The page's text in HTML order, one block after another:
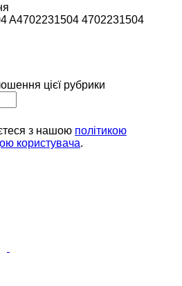
A4702231504 4702231504
цієї рубрики
з нашою політикою
користувача.